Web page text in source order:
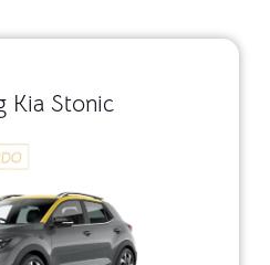
Kia Stonic